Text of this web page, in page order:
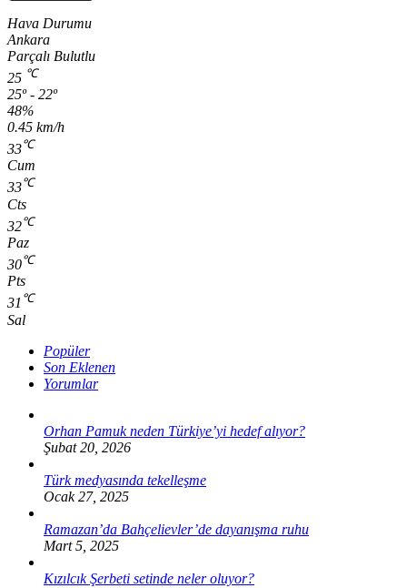
Hava Durumu
Ankara
Parçalı Bulutlu
25 ℃
25º - 22º
48%
0.45 km/h
33℃
Cum
33℃
Cts
32℃
Paz
30℃
Pts
31 ℃
Sal
Popüler
Son Eklenen
Yorumlar
Orhan Pamuk neden Türkiye’yi hedef alıyor?
Şubat 20, 2026
Türk medyasında tekelleşme
Ocak 27, 2025
Ramazan’da Bahçelievler’de dayanışma ruhu
Mart 5, 2025
Kızılcık Şerbeti setinde neler oluyor?